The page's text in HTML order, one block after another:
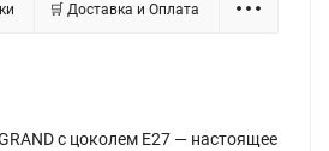
🛒 Доставка и Оплата
с цоколем Е27 — настоящее